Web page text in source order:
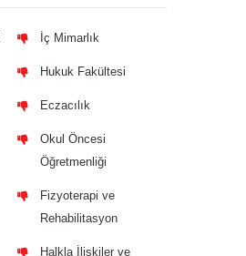
İç Mimarlık
Hukuk Fakültesi
Eczacılık
Okul Öncesi
Öğretmenliği
Fizyoterapi ve
Rehabilitasyon
Halkla İlişkiler ve